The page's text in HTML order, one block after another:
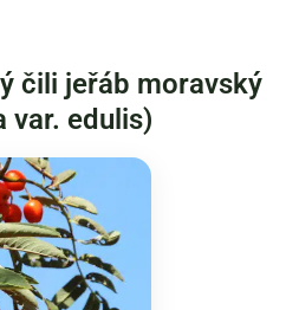
čili jeřáb moravský
var. edulis)